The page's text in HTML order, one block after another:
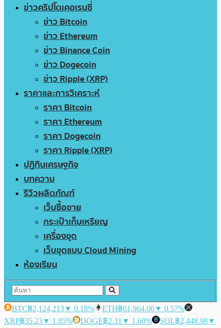
ข่าวคริปโตเคอเรนซี่
ข่าว Bitcoin
ข่าว Ethereum
ข่าว Binance Coin
ข่าว Dogecoin
ข่าว Ripple (XRP)
ราคาและการวิเคราะห์
ราคา Bitcoin
ราคา Ethereum
ราคา Dogecoin
ราคา Ripple (XRP)
ปฏิทินเศรษฐกิจ
บทความ
รีวิวผลิตภัณฑ์
เว็บซื้อขาย
กระเป๋าเก็บเหรียญ
เครื่องขุด
เว็บขุดแบบ Cloud Mining
ห้องเรียน
BTC฿2,124,213▼ 0.18% ETH฿61,964.00▼ 0.57%
XRP฿35.23▼ 1.85% DOGE฿2.31 ▼ 1.60% SOL฿2,448.98▼